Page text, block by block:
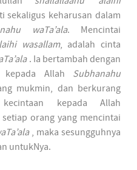
sekaligus keharusan dalam
waTa’ala. Mencintai
wasallam, adalah cinta
. Ia bertambah dengan
kepada Allah Subhanahu
mukmin, dan berkurang
kepada Allah
orang yang mencintai
, maka sesungguhnya
untukNya.